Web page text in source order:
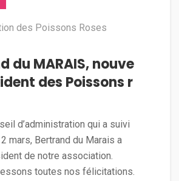
des Poissons Roses
du MARAIS, nouve
des Poissons r
d’administration qui a suivi
mars, Bertrand du Marais a
de notre association.
toutes nos félicitations.